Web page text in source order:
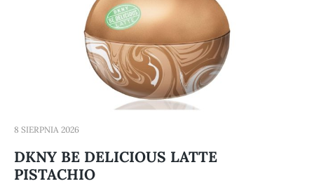
8 SIERPNIA 2026
DKNY BE DELICIOUS LATTE
PISTACHIO